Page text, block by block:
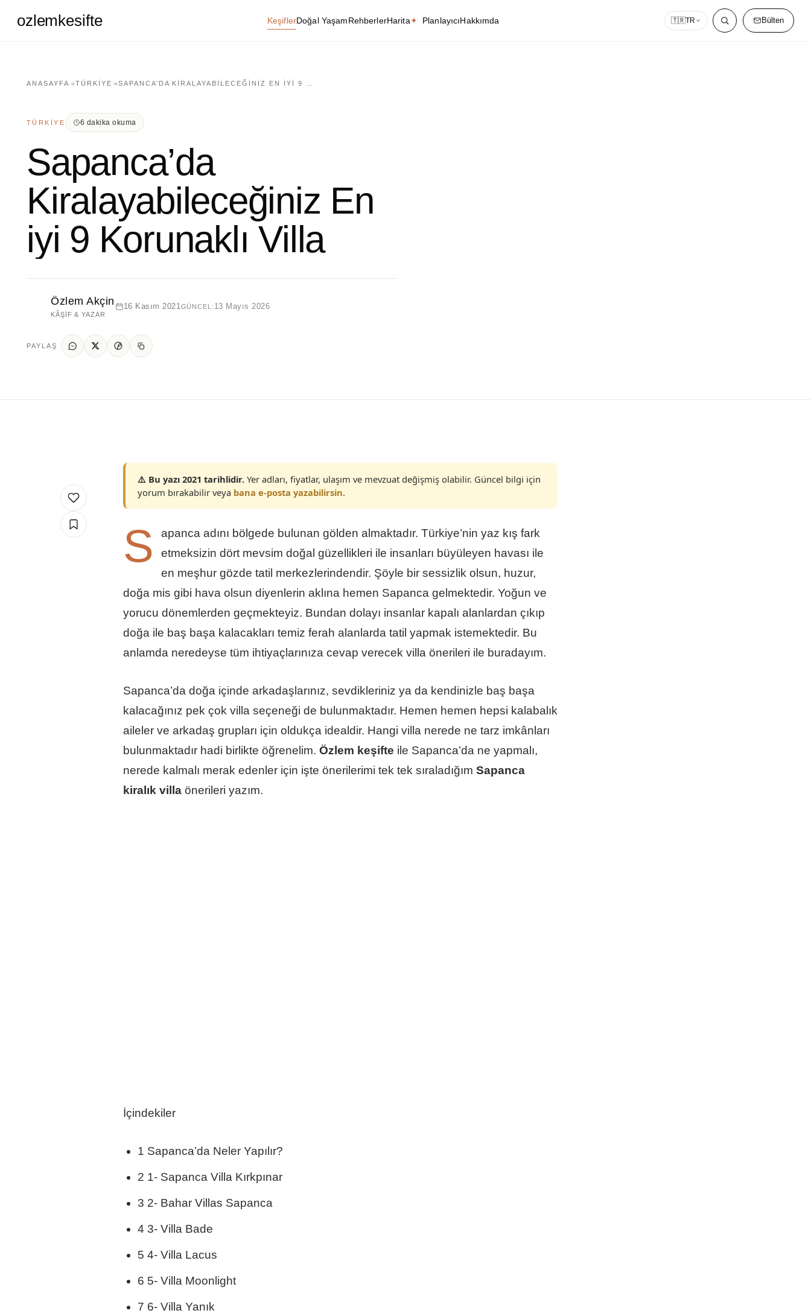
ozlemkesifte KeşiflerDoğal YaşamRehberlerHarita✦ PlanlayıcıHakkımda 🇹🇷TR Bülten
ANASAYFA TÜRKIYE SAPANCA’DA KIRALAYABILECEĞINIZ EN IYI 9 …
TÜRKIYE 6 dakika okuma
Sapanca’da
Kiralayabileceğiniz En
iyi 9 Korunaklı Villa
Özlem Akçin
KÂŞIF & YAZAR
16 Kasım 2021GÜNCEL: 13 Mayıs 2026
PAYLAŞ
⚠️ Bu yazı 2021 tarihlidir. Yer adları, fiyatlar, ulaşım ve mevzuat değişmiş olabilir. Güncel bilgi için
yorum bırakabilir veya bana e-posta yazabilirsin.
S
apanca adını bölgede bulunan gölden almaktadır. Türkiye’nin yaz kış fark
etmeksizin dört mevsim doğal güzellikleri ile insanları büyüleyen havası ile
en meşhur gözde tatil merkezlerindendir. Şöyle bir sessizlik olsun, huzur,
doğa mis gibi hava olsun diyenlerin aklına hemen Sapanca gelmektedir. Yoğun ve
yorucu dönemlerden geçmekteyiz. Bundan dolayı insanlar kapalı alanlardan çıkıp
doğa ile baş başa kalacakları temiz ferah alanlarda tatil yapmak istemektedir. Bu
anlamda neredeyse tüm ihtiyaçlarınıza cevap verecek villa önerileri ile buradayım.
Sapanca’da doğa içinde arkadaşlarınız, sevdikleriniz ya da kendinizle baş başa
kalacağınız pek çok villa seçeneği de bulunmaktadır. Hemen hemen hepsi kalabalık
aileler ve arkadaş grupları için oldukça idealdir. Hangi villa nerede ne tarz imkânları
bulunmaktadır hadi birlikte öğrenelim. Özlem keşifte ile Sapanca’da ne yapmalı,
nerede kalmalı merak edenler için işte önerilerimi tek tek sıraladığım Sapanca
kiralık villa önerileri yazım.
İçindekiler
1 Sapanca’da Neler Yapılır?
2 1- Sapanca Villa Kırkpınar
3 2- Bahar Villas Sapanca
4 3- Villa Bade
5 4- Villa Lacus
6 5- Villa Moonlight
7 6- Villa Yanık